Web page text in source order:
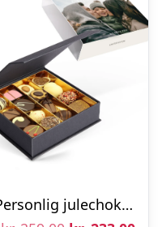
Personlig julechokolade gaveæske – 9 stk.